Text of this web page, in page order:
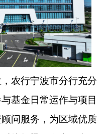
农行宁波市分行充分
基金日常运作与项目
问服务，为区域优质